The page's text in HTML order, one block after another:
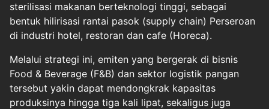
sterilisasi makanan berteknologi tinggi, sebagai
bentuk hilirisasi rantai pasok (supply chain) Perseroan
di industri hotel, restoran dan cafe (Horeca).
Melalui strategi ini, emiten yang bergerak di bisnis
Food & Beverage (F&B) dan sektor logistik pangan
tersebut yakin dapat mendongkrak kapasitas
produksinya hingga tiga kali lipat, sekaligus juga